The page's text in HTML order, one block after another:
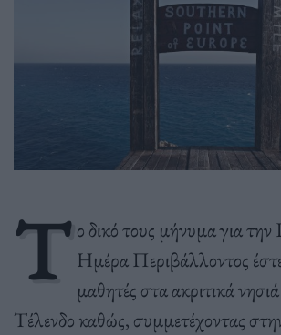
Τ ο δικό τους μήνυμα για
Ημέρα Περιβάλλοντος
μαθητές στα ακριτικά
Τέλενδο καθώς, συμμετέχοντας